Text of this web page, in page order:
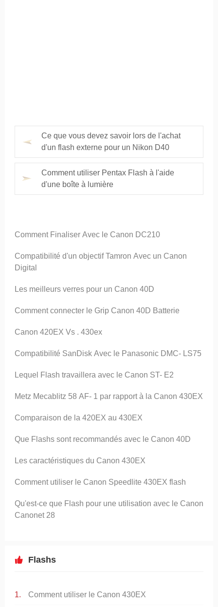
Ce que vous devez savoir lors de l'achat
d'un flash externe pour un Nikon D40
Comment utiliser Pentax Flash à l'aide
d'une boîte à lumière
Comment Finaliser Avec le Canon DC210
Compatibilité d'un objectif Tamron Avec un Canon
Digital
Les meilleurs verres pour un Canon 40D
Comment connecter le Grip Canon 40D Batterie
Canon 420EX Vs . 430ex
Compatibilité SanDisk Avec le Panasonic DMC- LS75
Lequel Flash travaillera avec le Canon ST- E2
Metz Mecablitz 58 AF- 1 par rapport à la Canon 430EX
Comparaison de la 420EX au 430EX
Que Flashs sont recommandés avec le Canon 40D
Les caractéristiques du Canon 430EX
Comment utiliser le Canon Speedlite 430EX flash
Qu'est-ce que Flash pour une utilisation avec le Canon
Canonet 28
Flashs
Comment utiliser le Canon 430EX